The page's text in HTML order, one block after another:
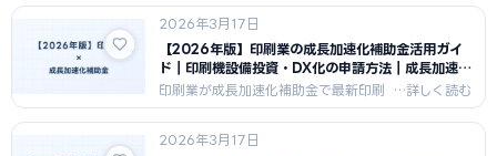
舗展開を行うための申請戦略を解説。
美容業が売上10億円から100億円へ成
長するシナリオと採択のポイントを紹
介します。
2026年3月17日
【2026年版】印刷業の成長加速化補助金活用ガイ
ド｜印刷機設備投資・DX化の申請方法｜成長加速化
補助金ナビ
印刷業が成長加速化補助金で最新印刷
機導入・デジタル印刷への転換・印刷
DXを行うための申請戦略を解説。印刷
業の大型設備投資と、縮小市場で売上
2026年3月17日